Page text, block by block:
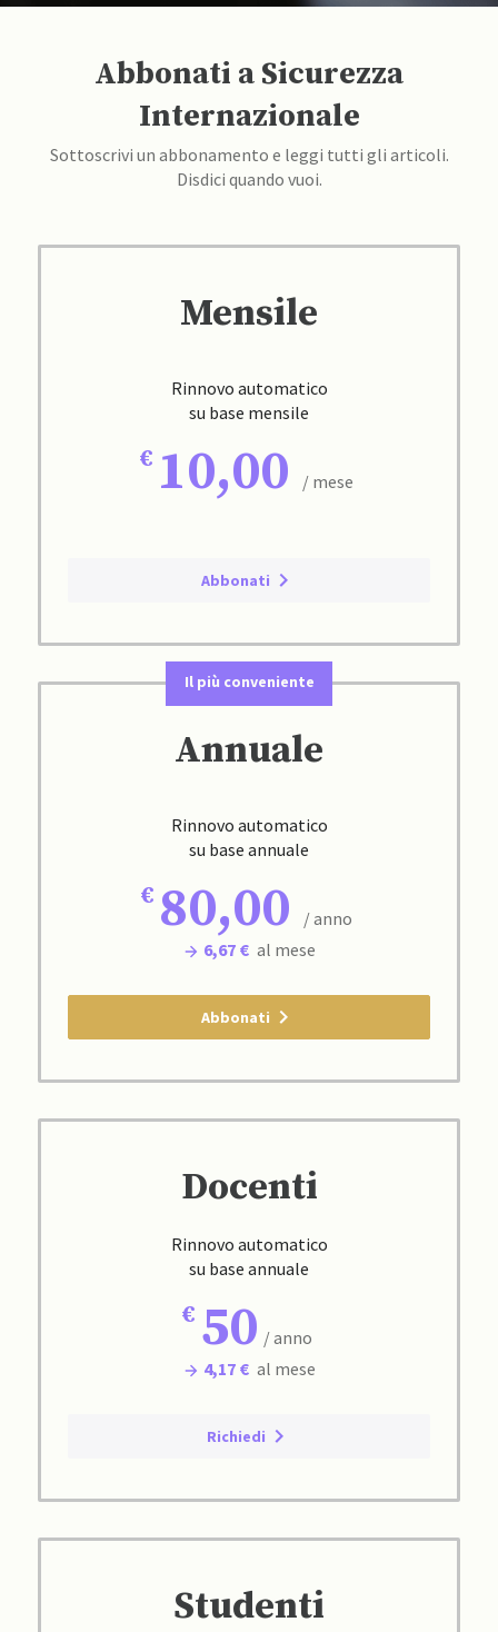
Abbonati a Sicurezza
Internazionale
Sottoscrivi un abbonamento e leggi tutti gli articoli.
Disdici quando vuoi.
Mensile
Rinnovo automatico
su base mensile
10,00 / mese
Abbonati
Il più conveniente
Annuale
Rinnovo automatico
su base annuale
80,00
/ anno
6,67 € al mese
Abbonati
Docenti
Rinnovo automatico
su base annuale
50 / anno
4,17 € al mese
Richiedi
Studenti